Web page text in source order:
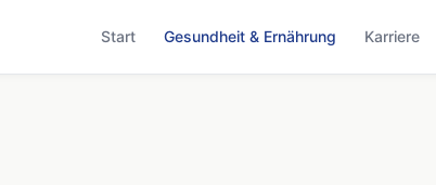
Start Gesundheit & Ernährung Karriere